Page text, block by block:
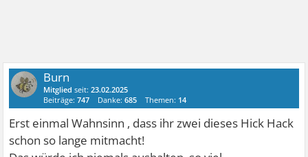
Burn
Mitglied seit:23.02.2025
Beiträge:747 Danke:685 Themen: 14
Erst einmal Wahnsinn , dass ihr zwei dieses Hick Hack
schon so lange mitmacht!